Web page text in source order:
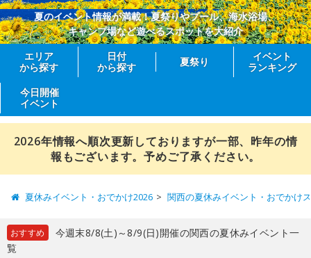
夏のイベント情報が満載！夏祭りやプール、海水浴場、
キャンプ場など遊べるスポットを大紹介
エリア
から探す
日付
から探す
夏祭り
イベント
ランキング
今日開催
イベント
2026年情報へ順次更新しておりますが一部、昨年の情
報もございます。予めご了承ください。
夏休みイベント・おでかけ2026 関西の夏休みイベント・おでかけ
おすすめ
今週末8/8(土)～8/9(日)開催の関西の夏休みイベント一
覧